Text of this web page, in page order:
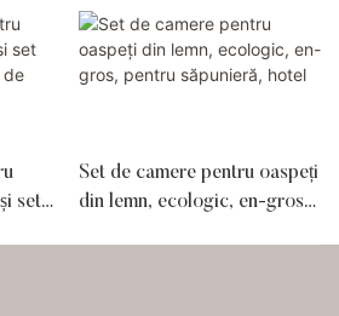
set
Set de camere pentru oaspeți
din lemn, ecologic, en-gros,